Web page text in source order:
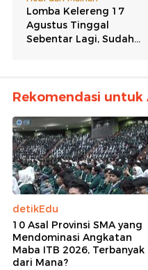
Rekomendasi untuk
detikEdu
10 Asal Provinsi SMA yang
Mendominasi Angkatan
Maba ITB 2026, Terbanyak
dari Mana?